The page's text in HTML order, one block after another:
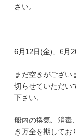
さい。
6月12日(金)、6月
まだ空きがござい
切らせていただい
下さい。
船内の換気、消毒
き万全を期してお